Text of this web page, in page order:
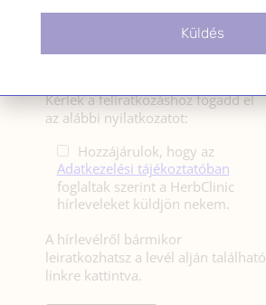
E-mail cím*
Kérlek a feliratkozáshoz fogadd el
az alábbi nyilatkozatot:
Hozzájárulok, hogy az
Adatkezelési tájékoztatóban
foglaltak szerint a HerbClinic
hírleveleket küldjön nekem.
A hírlevélről bármikor
leiratkozhatsz a levél alján található
linkre kattintva.
Küldés